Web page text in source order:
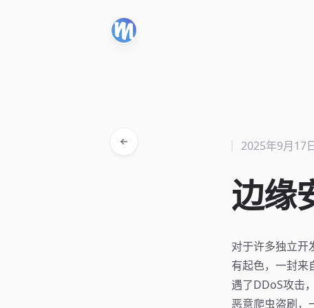
边缘
2025年9月17
对于许多独立开
有起色，一封来
遇了DDoS攻击
恶意爬虫盗刷，